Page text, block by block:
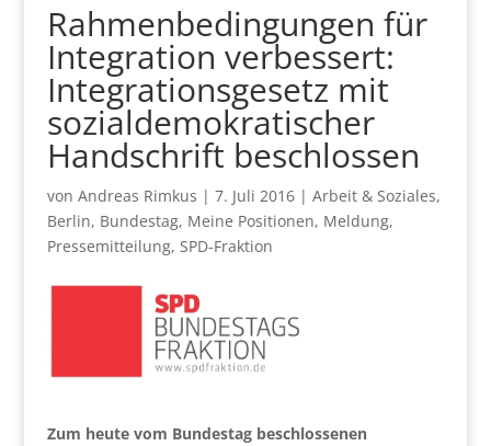
Rahmenbedingungen für
Integration verbessert:
Integrationsgesetz mit
sozialdemokratischer
Handschrift beschlossen
von Andreas Rimkus | 7. Juli 2016| Arbeit & Soziales,
Berlin, Bundestag, Meine Positionen, Meldung,
Pressemitteilung, SPD-Fraktion
Zum heute vom Bundestag beschlossenen